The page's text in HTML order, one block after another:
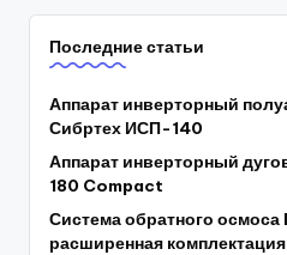
Последние статьи
Аппарат инверторный
Сибртех ИСП-140
Аппарат инверторный
180 Compact
Система обратного осмоса
расширенная комплектация